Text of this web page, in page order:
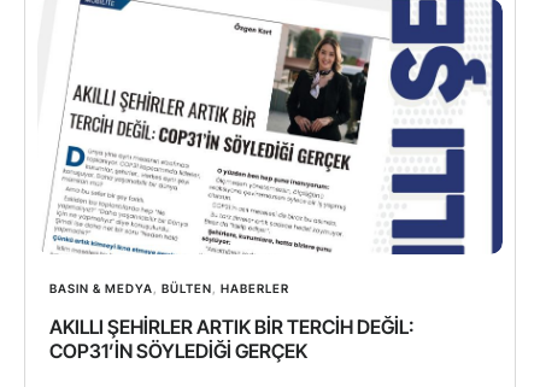
BASIN & MEDYA BÜLTEN HABERLER
AKILLI ŞEHİRLER ARTIK BİR TERCİH DEĞİL:
COP31’İN SÖYLEDİĞİ GERÇEK